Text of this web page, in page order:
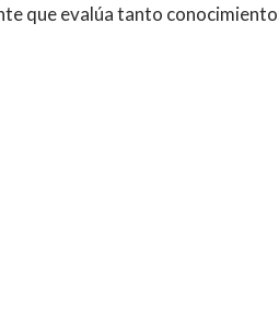
que evalúa tanto